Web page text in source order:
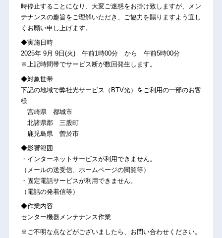
時停止することになり、大変ご迷惑をお掛け致しますが、メン
テナンスの趣旨をご理解いただき、ご協力を賜りますよう宜し
くお願い申し上げます。
◆実施日時
2025年 9月 9日(火) 午前1時00分 から 午前5時00分
※上記時間帯でサービス断が数回発生します。
◆対象世帯
下記の地域で弊社光サービス（BTV光）をご利用の一部のお客
様
宮崎県 都城市
北諸県郡 三股町
鹿児島県 曽於市
◆影響範囲
・インターネットサービスが利用できません。
（メールの送受信、ホームページの閲覧等）
・固定電話サービスが利用できません。
（電話の発着信等）
◆作業内容
センター機器メンテナンス作業
※ご不明な点などがございましたら、お問い合わせください。